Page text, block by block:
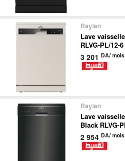
Raylan
Lave vaisselle Raylan 12 couvert
RLVG-PL/12-
3 201 DA/ mois
Raylan
Lave
Black RLVG-
2 954 DA/ mois